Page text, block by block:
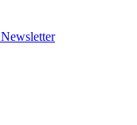
Newsletter